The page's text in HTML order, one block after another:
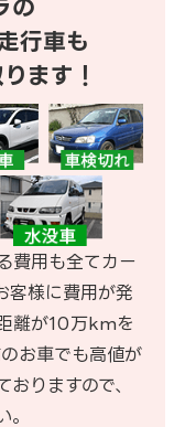
の
行車も
ます！
費用も全てカー
客様に費用が発
離が10万kmを
お車でも高値が
りますので、